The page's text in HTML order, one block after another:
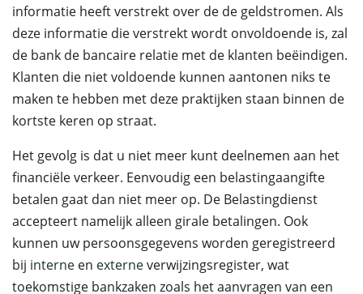
informatie heeft verstrekt over de de geldstromen. Als
deze informatie die verstrekt wordt onvoldoende is, zal
de bank de bancaire relatie met de klanten beëindigen.
Klanten die niet voldoende kunnen aantonen niks te
maken te hebben met deze praktijken staan binnen de
kortste keren op straat.
Het gevolg is dat u niet meer kunt deelnemen aan het
financiële verkeer. Eenvoudig een belastingaangifte
betalen gaat dan niet meer op. De Belastingdienst
accepteert namelijk alleen girale betalingen. Ook
kunnen uw persoonsgegevens worden geregistreerd
bij interne en externeverwijzingsregister, wat
toekomstige bankzaken zoals het aanvragen van een